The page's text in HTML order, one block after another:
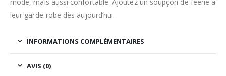
mode, mais aussi confortable. Ajoutez un soupçon de féérie à
leur garde-robe dès aujourd’hui.
INFORMATIONS COMPLÉMENTAIRES
AVIS (0)